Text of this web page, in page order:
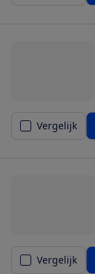
Vergelijk
Vergelijk